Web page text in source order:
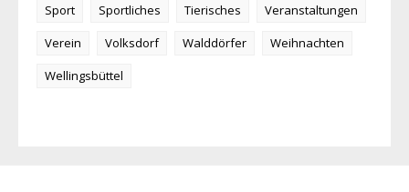
Sport
Sportliches Tierisches
Veranstaltungen
Verein
Volksdorf Walddörfer
Weihnachten
Wellingsbüttel